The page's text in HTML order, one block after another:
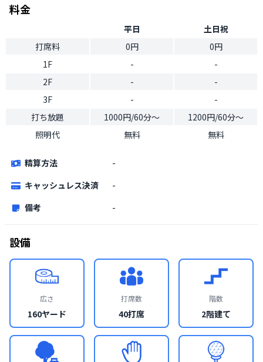
料金
平日
土日祝
打席料
0円
0円
1F
-
-
2F
-
-
3F
-
-
打ち放題
1000円/60分〜
1200円/60分〜
照明代
無料 無料
精算方法
-
キャッシュレス決済
-
備考
-
設備
広さ
160ヤード
打席数
40打席
階数
2階建て